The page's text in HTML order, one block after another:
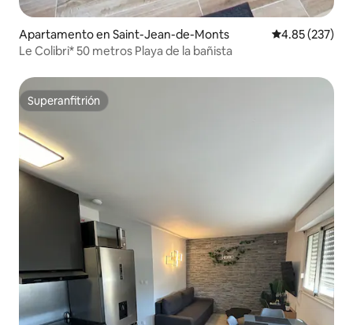
Apartamento en Saint-Jean-de-Monts Calificación
4.85 (237)
Le Colibri* 50 metros Playa de la bañista
Superanfitrión
Superanfitrión